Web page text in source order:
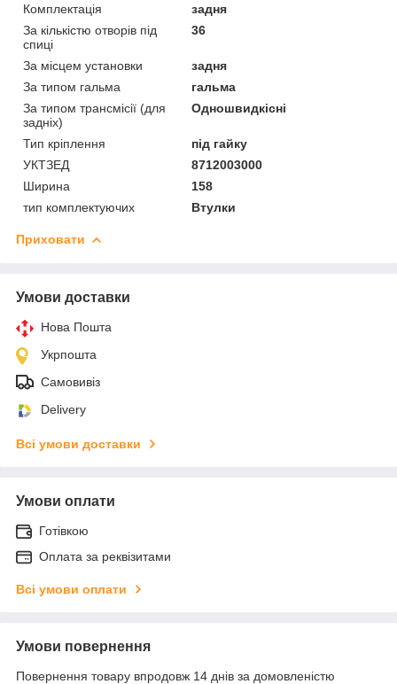
Комплектація
задня
За кількістю отворів під
спиці
36
За місцем установки
задня
За типом гальма
гальма
За типом трансмісії (для
задніх)
Одношвидкісні
Тип кріплення
під гайку
УКТЗЕД
8712003000
Ширина
158
тип комплектуючих
Втулки
Приховати
Умови доставки
Нова Пошта
Укрпошта
Самовивіз
Delivery
Всі умови доставки
Умови оплати
Готівкою
Оплата за реквізитами
Всі умови оплати
Умови повернення
Повернення товару впродовж 14 днів за домовленістю